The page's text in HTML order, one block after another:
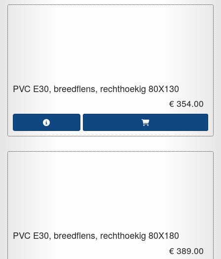
PVC E30, breedflens, rechthoekig 80X130
€ 354.00
PVC E30, breedflens, rechthoekig 80X180
€ 389.00